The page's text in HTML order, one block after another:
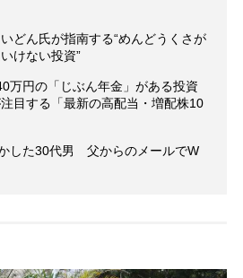
どん氏が指南する“めんどうくさが
けない投資”
万円の「じぶん年金」がある投資
目する「最新の高配当・増配株10
した30代男 父からのメールでW